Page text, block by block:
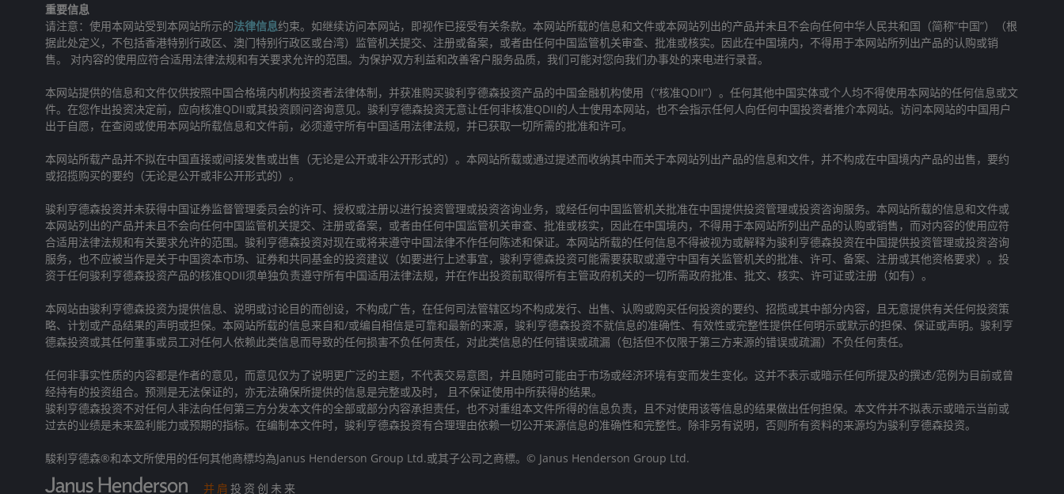
重要信息
请注意：使用本网站受到本网站所示的法律信息约束。如继续访问本网站，即视作已接受有关条款。本网站所载的信息和文件或本网站列出的产品并未且不会向任何中华人民共和国（简称“中国”）（根
据此处定义，不包括香港特别行政区、澳门特别行政区或台湾）监管机关提交、注册或备案，或者由任何中国监管机关审查、批准或核实。因此在中国境内，不得用于本网站所列出产品的认购或销
售。 对内容的使用应符合适用法律法规和有关要求允许的范围。为保护双方利益和改善客户服务品质，我们可能对您向我们办事处的来电进行录音。
本网站提供的信息和文件仅供按照中国合格境内机构投资者法律体制，并获准购买骏利亨德森投资产品的中国金融机构使用（“核准QDII”）。任何其他中国实体或个人均不得使用本网站的任何信息或文
件。在您作出投资决定前，应向核准QDII或其投资顾问咨询意见。骏利亨德森投资无意让任何非核准QDII的人士使用本网站，也不会指示任何人向任何中国投资者推介本网站。访问本网站的中国用户
出于自愿，在查阅或使用本网站所载信息和文件前，必须遵守所有中国适用法律法规，并已获取一切所需的批准和许可。
本网站所载产品并不拟在中国直接或间接发售或出售（无论是公开或非公开形式的）。本网站所载或通过提述而收纳其中而关于本网站列出产品的信息和文件，并不构成在中国境内产品的出售，要约
或招揽购买的要约（无论是公开或非公开形式的）。
骏利亨德森投资并未获得中国证券监督管理委员会的许可、授权或注册以进行投资管理或投资咨询业务，或经任何中国监管机关批准在中国提供投资管理或投资咨询服务。本网站所载的信息和文件或
本网站列出的产品并未且不会向任何中国监管机关提交、注册或备案，或者由任何中国监管机关审查、批准或核实，因此在中国境内，不得用于本网站所列出产品的认购或销售，而对内容的使用应符
合适用法律法规和有关要求允许的范围。骏利亨德森投资对现在或将来遵守中国法律不作任何陈述和保证。本网站所载的任何信息不得被视为或解释为骏利亨德森投资在中国提供投资管理或投资咨询
服务，也不应被当作是关于中国资本市场、证券和共同基金的投资建议（如要进行上述事宜，骏利亨德森投资可能需要获取或遵守中国有关监管机关的批准、许可、备案、注册或其他资格要求）。投
资于任何骏利亨德森投资产品的核准QDII须单独负责遵守所有中国适用法律法规，并在作出投资前取得所有主管政府机关的一切所需政府批准、批文、核实、许可证或注册（如有）。
本网站由骏利亨德森投资为提供信息、说明或讨论目的而创设，不构成广告，在任何司法管辖区均不构成发行、出售、认购或购买任何投资的要约、招揽或其中部分内容，且无意提供有关任何投资策
略、计划或产品结果的声明或担保。本网站所载的信息来自和/或编自相信是可靠和最新的来源，骏利亨德森投资不就信息的准确性、有效性或完整性提供任何明示或默示的担保、保证或声明。骏利亨
德森投资或其任何董事或员工对任何人依赖此类信息而导致的任何损害不负任何责任，对此类信息的任何错误或疏漏（包括但不仅限于第三方来源的错误或疏漏）不负任何责任。
任何非事实性质的内容都是作者的意见，而意见仅为了说明更广泛的主题，不代表交易意图，并且随时可能由于市场或经济环境有变而发生变化。这并不表示或暗示任何所提及的撰述/范例为目前或曾
经持有的投资组合。预测是无法保证的，亦无法确保所提供的信息是完整或及时， 且不保证使用中所获得的结果。
骏利亨德森投资不对任何人非法向任何第三方分发本文件的全部或部分内容承担责任，也不对重组本文件所得的信息负责，且不对使用该等信息的结果做出任何担保。本文件并不拟表示或暗示当前或
过去的业绩是未来盈利能力或预期的指标。在编制本文件时，骏利亨德森投资有合理理由依赖一切公开来源信息的准确性和完整性。除非另有说明，否则所有资料的来源均为骏利亨德森投资。
駿利亨德森®和本文所使用的任何其他商標均為Janus Henderson Group Ltd.或其子公司之商標。© Janus Henderson Group Ltd.
并肩 投资创未来